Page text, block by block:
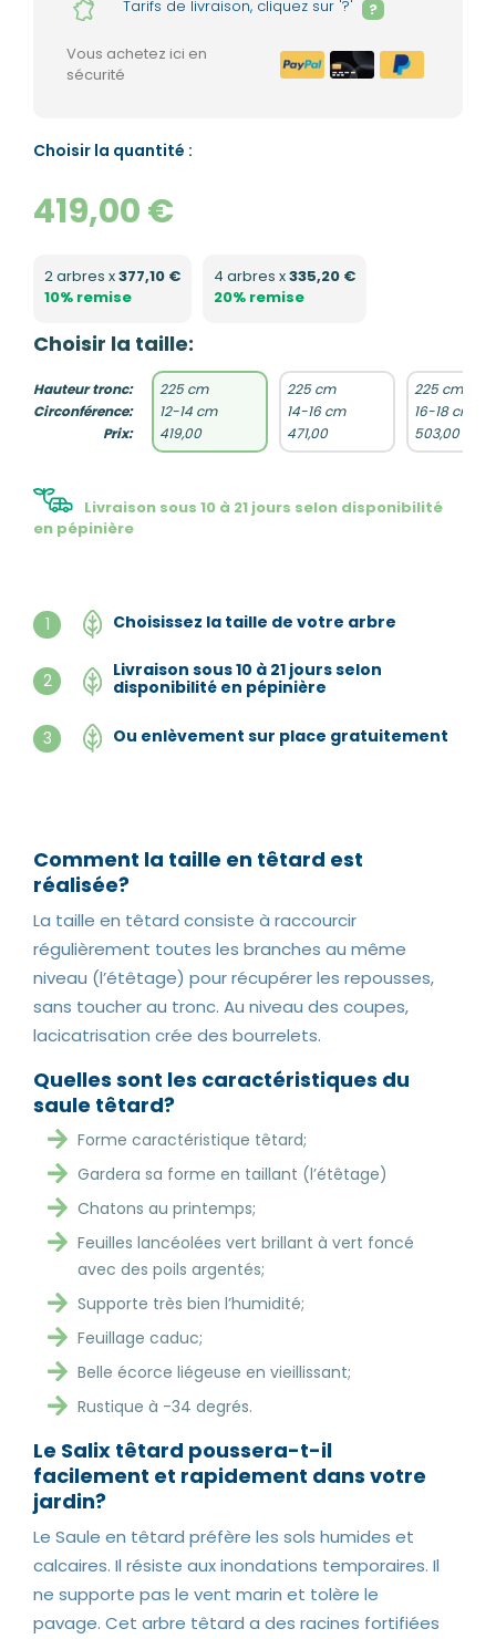
Tarifs de livraison, cliquez sur '?'
?
Vous achetez ici en
sécurité
Choisir la quantité :
419,00 €
2 arbres x377,10 €
10% remise
4 arbres x335,20 €
20% remise
Choisir la taille:
Hauteur tronc:
Circonférence:
Prix:
225 cm
12-14 cm
419,00
225 cm
14-16 cm
471,00
225 cm
16-18 cm
503,00
Livraison sous 10 à 21 jours selon disponibilité
en pépinière
1 Choisissez la taille de votre arbre
2
Livraison sous 10 à 21 jours selon
disponibilité en pépinière
3 Ou enlèvement sur place gratuitement
Comment la taille en têtard est
réalisée?
La taille en têtard consiste à raccourcir
régulièrement toutes les branches au même
niveau (l’étêtage) pour récupérer les repousses,
sans toucher au tronc. Au niveau des coupes,
lacicatrisation crée des bourrelets.
Quelles sont les caractéristiques du
saule têtard?
Forme caractéristique têtard;
Gardera sa forme en taillant (l’étêtage)
Chatons au printemps;
Feuilles lancéolées vert brillant à vert foncé
avec des poils argentés;
Supporte très bien l’humidité;
Feuillage caduc;
Belle écorce liégeuse en vieillissant;
Rustique à -34 degrés.
Le Salix têtard poussera-t-il
facilement et rapidement dans votre
jardin?
Le Saule en têtard préfère les sols humides et
calcaires. Il résiste aux inondations temporaires. Il
ne supporte pas le vent marin et tolère le
pavage. Cet arbre têtard a des racines fortifiées